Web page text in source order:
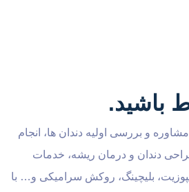
باشید.
و بررسی اولیه دندان ها، انجام
دندان و درمان ریشه، خدمات
بلیچینگ، روکش سرامیکی و… با